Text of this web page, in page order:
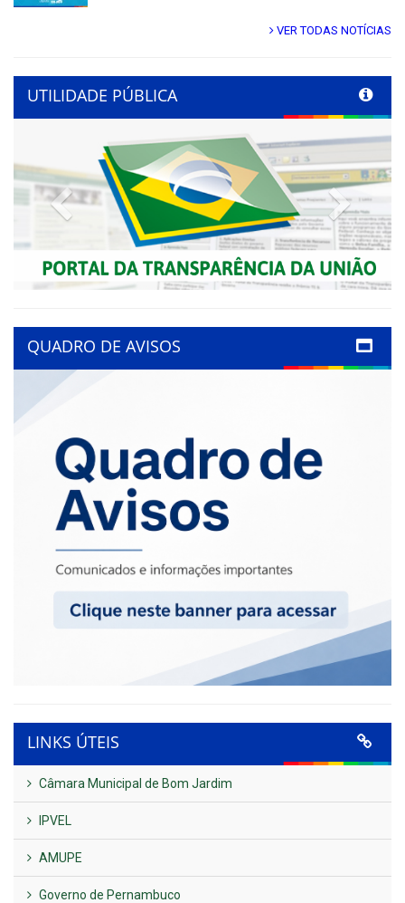
VER TODAS NOTÍCIAS
UTILIDADE PÚBLICA
Previous Next
QUADRO DE AVISOS
LINKS ÚTEIS
Câmara Municipal de Bom Jardim
IPVEL
AMUPE
Governo de Pernambuco